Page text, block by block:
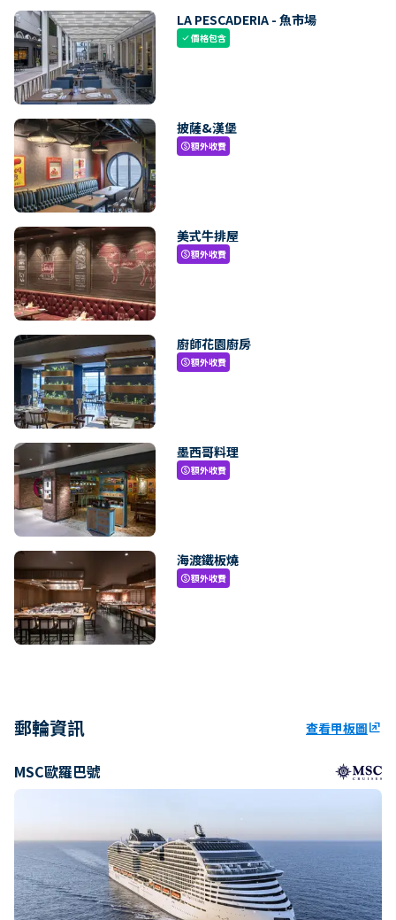
LA PESCADERIA - 魚市場
check價格包含
披薩&漢堡
paid額外收費
美式牛排屋
paid額外收費
廚師花園廚房
paid額外收費
墨西哥料理
paid額外收費
海渡鐵板燒
paid額外收費
郵輪資訊 查看甲板圖ungroup
MSC歐羅巴號